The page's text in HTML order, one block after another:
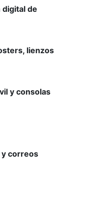
digital de
lienzos
y consolas
y correos